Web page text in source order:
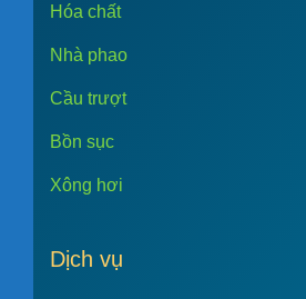
Hóa chất
Nhà phao
Cầu trượt
Bồn sục
Xông hơi
Dịch vụ